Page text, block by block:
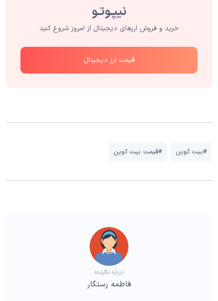
خرید و فروش ارزهای دیجیتال از امروز شروع کنید
قیمت ارز دیجیتال
#بیت کوین #قیمت بیت کوین
درباره نگارنده
فاطمه رستگار